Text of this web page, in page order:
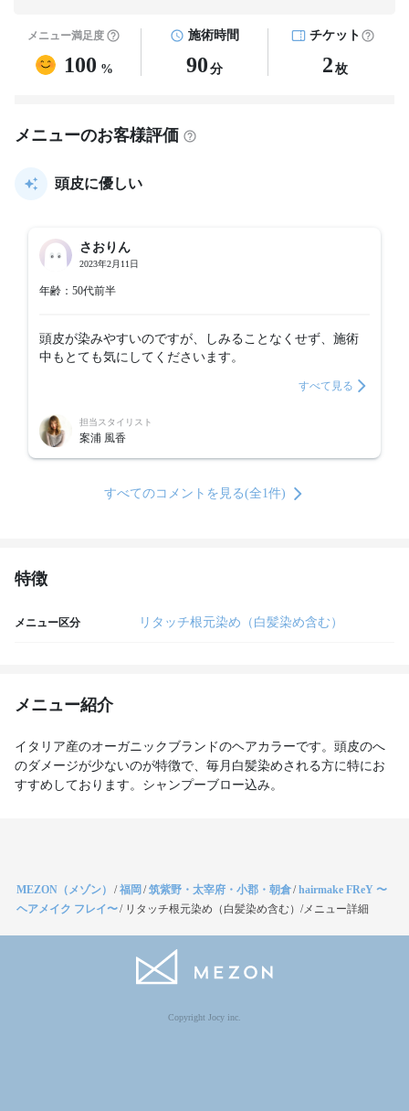
メニュー満足度
100 %
施術時間
90 分
チケット
2 枚
メニューのお客様評価
頭皮に優しい
さおりん
2023年2月11日
年齢：50代前半
頭皮が染みやすいのですが、しみることなくせず、施術
中もとても気にしてくださいます。
すべて見る
担当スタイリスト
案浦 風香
すべてのコメントを見る(全1件)
特徴
メニュー区分 リタッチ根元染め（白髪染め含む）
メニュー紹介
イタリア産のオーガニックブランドのヘアカラーです。頭皮のへ
のダメージが少ないのが特徴で、毎月白髪染めされる方に特にお
すすめしております。シャンプーブロー込み。
MEZON（メゾン） /福岡 /筑紫野・太宰府・小郡・朝倉/hairmake FReY 〜
ヘアメイク フレイ〜/ リタッチ根元染め（白髪染め含む）/メニュー詳細
Copyright Jocy inc.